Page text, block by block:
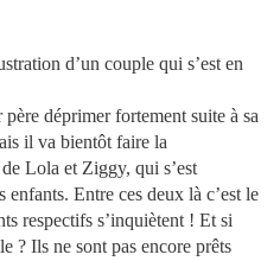
d’un couple qui s’est en
déprimer fortement suite à sa
il va bientôt faire la
Lola et Ziggy, qui s’est
enfants. Entre ces deux là c’est le
respectifs s’inquiètent ! Et si
? Ils ne sont pas encore prêts